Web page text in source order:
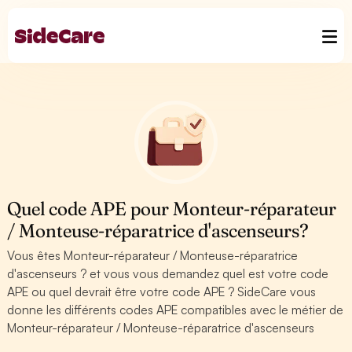
Quel code APE pour Monteur-réparateur
/ Monteuse-réparatrice d'ascenseurs?
Vous êtes Monteur-réparateur / Monteuse-réparatrice
d'ascenseurs ? et vous vous demandez quel est votre code
APE ou quel devrait être votre code APE ? SideCare vous
donne les différents codes APE compatibles avec le métier de
Monteur-réparateur / Monteuse-réparatrice d'ascenseurs